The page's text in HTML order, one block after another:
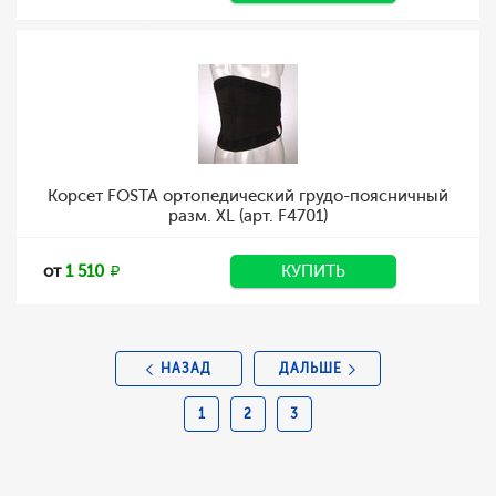
Корсет FOSTA ортопедический грудо-поясничный
разм. XL (арт. F4701)
от1 510 КУПИТЬ
НАЗАД
1 2 3
ДАЛЬШЕ